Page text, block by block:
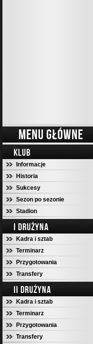
MENU GŁÓWNE
KLUB
Informacje
Historia
Sukcesy
Sezon po sezonie
Stadion
I DRUŻYNA
Kadra i sztab
Terminarz
Przygotowania
Transfery
II DRUŻYNA
Kadra i sztab
Terminarz
Przygotowania
Transfery